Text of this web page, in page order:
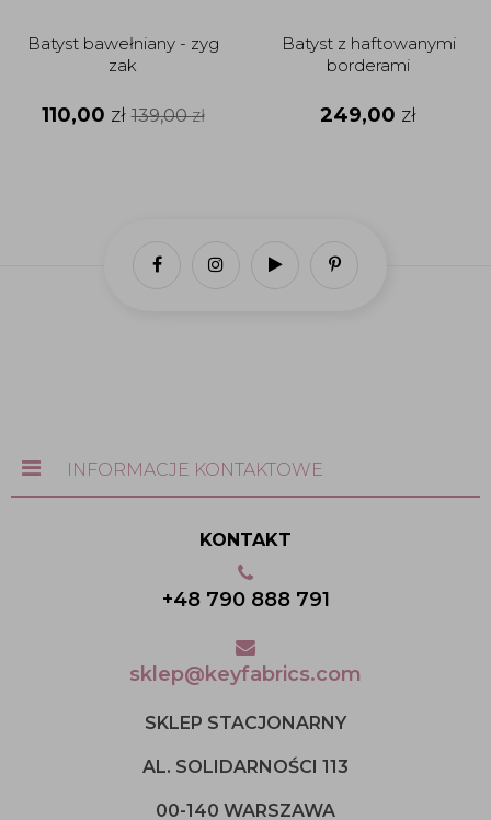
Batyst bawełniany - zyg
zak
110,00 zł 139,00zł
Batyst z haftowanymi
borderami
249,00 zł
INFORMACJE KONTAKTOWE
KONTAKT
+48 790 888 791
sklep@keyfabrics.com
SKLEP STACJONARNY
AL. SOLIDARNOŚCI 113
00-140 WARSZAWA